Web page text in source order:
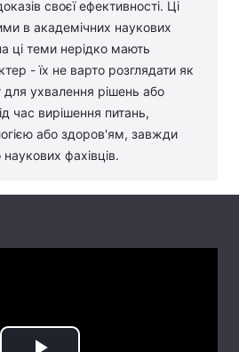
Статті
Думки
Вакансії
своєї ефективності. Ці
в академічних наукових
ці теми нерідко мають
- їх не варто розглядати як
для ухвалення рішень або
час вирішення питань,
або здоров'ям, завжди
фахівців.